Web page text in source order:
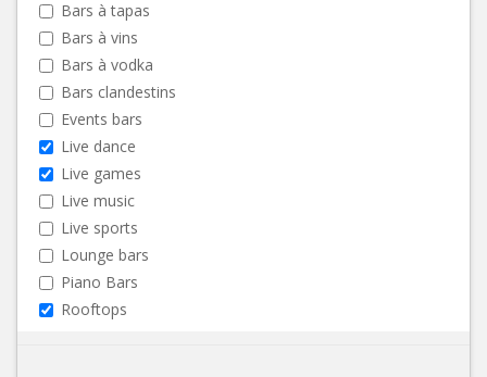
Bars à tapas
Bars à vins
Bars à vodka
Bars clandestins
Events bars
Live dance
Live games
Live music
Live sports
Lounge bars
Piano Bars
Rooftops